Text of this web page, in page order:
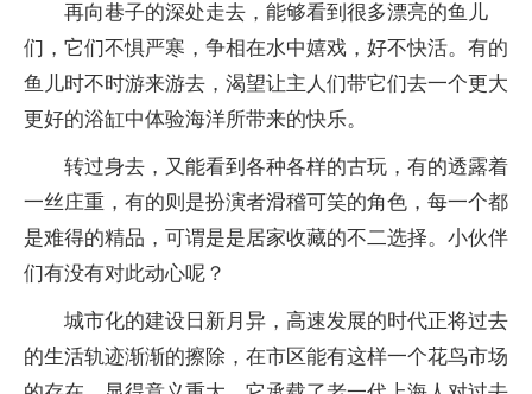
再向巷子的深处走去，能够看到很多漂亮的鱼儿
们，它们不惧严寒，争相在水中嬉戏，好不快活。有的
鱼儿时不时游来游去，渴望让主人们带它们去一个更大
更好的浴缸中体验海洋所带来的快乐。
转过身去，又能看到各种各样的古玩，有的透露着
一丝庄重，有的则是扮演者滑稽可笑的角色，每一个都
是难得的精品，可谓是是居家收藏的不二选择。小伙伴
们有没有对此动心呢？
城市化的建设日新月异，高速发展的时代正将过去
的生活轨迹渐渐的擦除，在市区能有这样一个花鸟市场